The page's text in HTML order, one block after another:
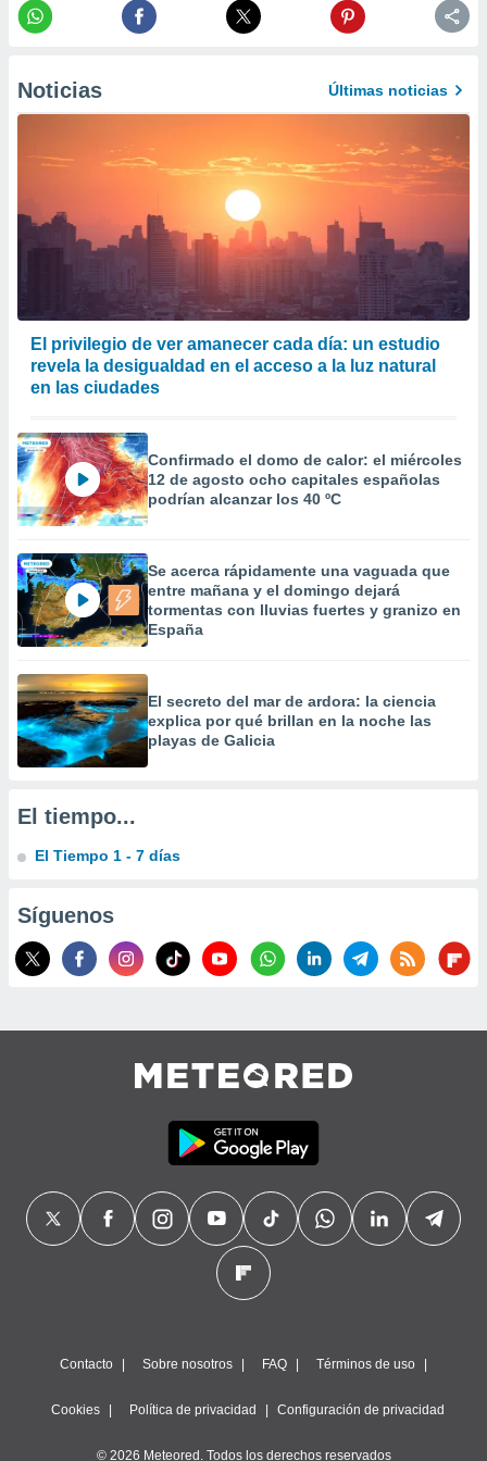
en
en
un
o acceder
utilizar
uso de
contenido
medir el
el
del
de
o a través
de
de
1199
Noticias Últimas noticias
El privilegio de ver amanecer cada día: un estudio
revela la desigualdad en el acceso a la luz natural
en las ciudades
Confirmado el domo de calor: el miércoles
12 de agosto ocho capitales españolas
podrían alcanzar los 40 ºC
Se acerca rápidamente una vaguada que
entre mañana y el domingo dejará
tormentas con lluvias fuertes y granizo en
España
El secreto del mar de ardora: la ciencia
explica por qué brillan en la noche las
playas de Galicia
El tiempo...
El Tiempo 1 - 7 días
Síguenos
Contacto Sobre nosotros FAQ Términos de uso
Cookies Política de privacidad Configuración de privacidad
© 2026 Meteored. Todos los derechos reservados